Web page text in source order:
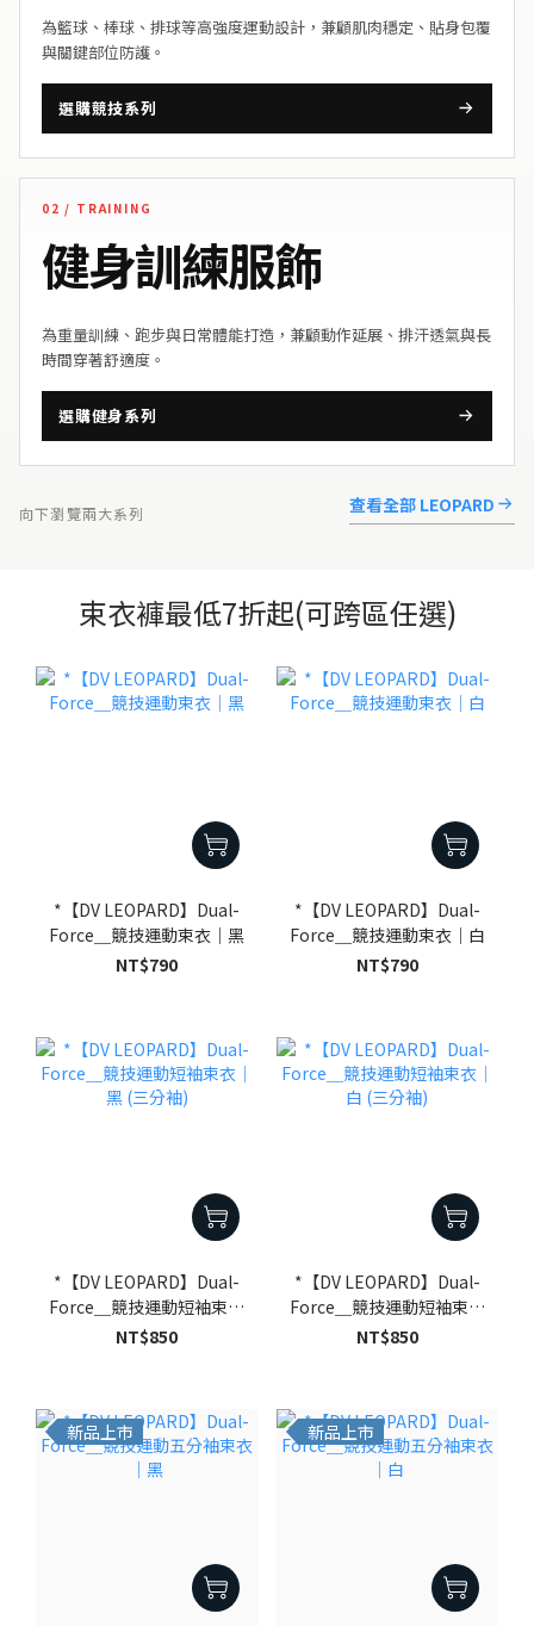
為籃球、棒球、排球等高強度運動設計，兼顧肌肉穩定、貼身包覆
與關鍵部位防護。
選購競技系列
02 / TRAINING
健身訓練服飾
為重量訓練、跑步與日常體能打造，兼顧動作延展、排汗透氣與長
時間穿著舒適度。
選購健身系列
向下瀏覽兩大系列 查看全部 LEOPARD
束衣褲最低7折起(可跨區任選)
*【DV LEOPARD】Dual-
Force＿競技運動束衣｜黑
NT$790
*【DV LEOPARD】Dual-
Force＿競技運動束衣｜白
NT$790
*【DV LEOPARD】Dual-
Force＿競技運動短袖束衣
｜黑 (三分袖)
NT$850
*【DV LEOPARD】Dual-
Force＿競技運動短袖束衣
｜白 (三分袖)
NT$850
新品上市 新品上市